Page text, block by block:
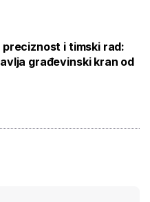
i timski rad:
građevinski kran od